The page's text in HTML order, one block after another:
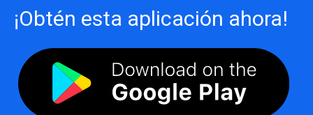
¡Obtén esta aplicación ahora!